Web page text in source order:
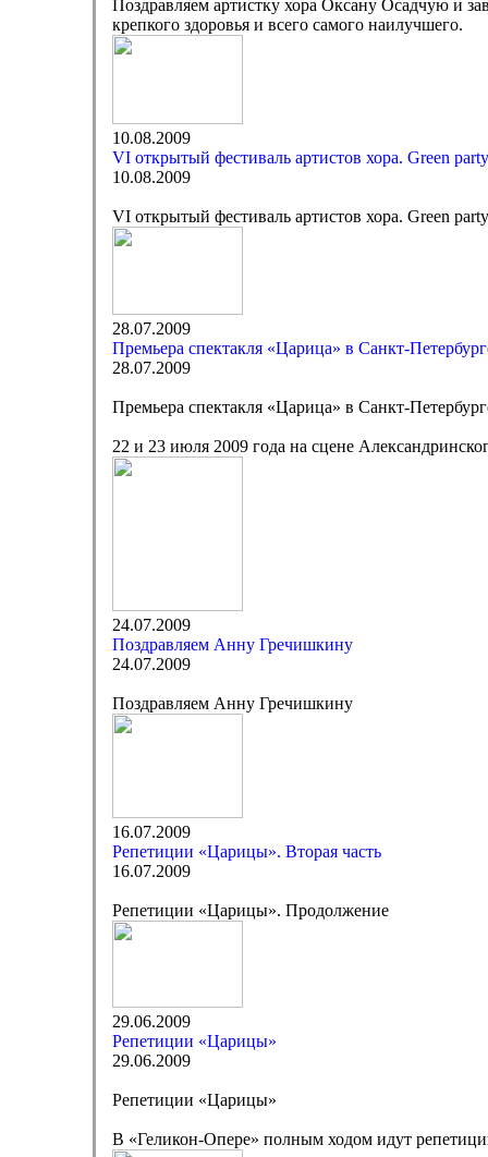
Поздравляем артистку хора Оксану Осадчую и
крепкого здоровья и всего самого наилучшего.
10.08.2009
VI открытый фестиваль артистов хора. Green party
10.08.2009
VI открытый фестиваль артистов хора. Green party
28.07.2009
Премьера спектакля «Царица» в Санкт-
28.07.2009
Премьера спектакля «Царица» в Санкт-
22 и 23 июля 2009 года на сцене
24.07.2009
Поздравляем Анну Гречишкину
24.07.2009
Поздравляем Анну Гречишкину
16.07.2009
Репетиции «Царицы». Вторая часть
16.07.2009
Репетиции «Царицы». Продолжение
29.06.2009
Репетиции «Царицы»
29.06.2009
Репетиции «Царицы»
В «Геликон-Опере» полным ходом идут